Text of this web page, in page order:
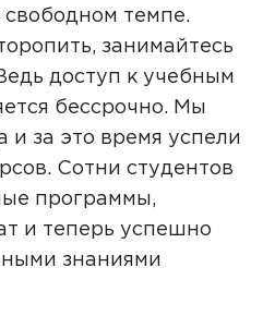
темпе.
занимайтесь
доступ к учебным
бессрочно. Мы
и за это время успели
Сотни студентов
программы,
и теперь успешно
знаниями